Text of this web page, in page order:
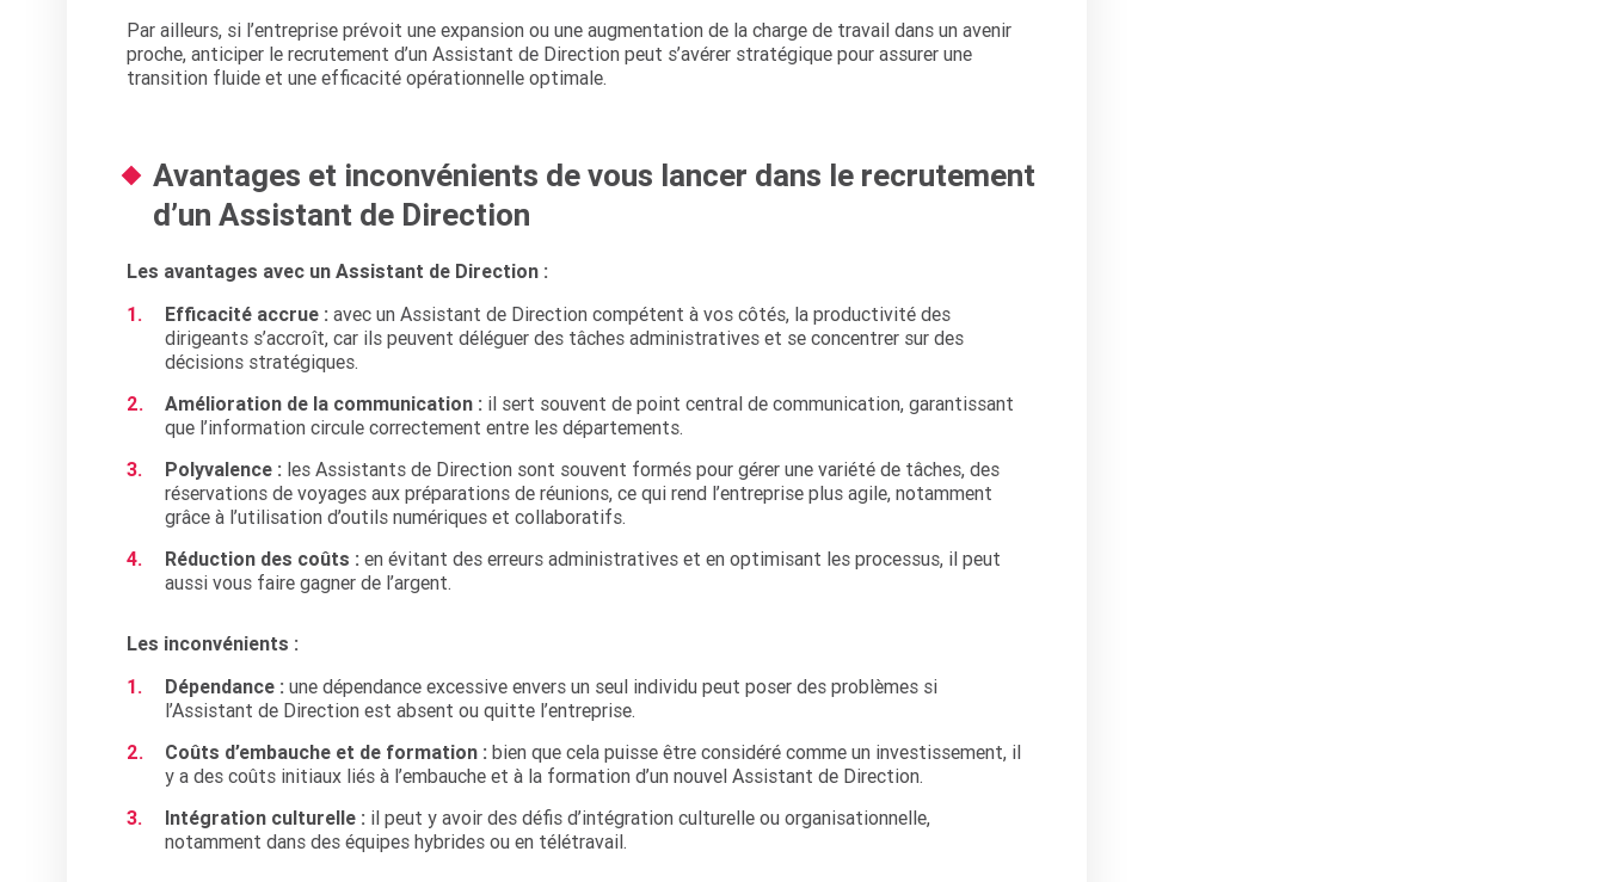
Par ailleurs, si l’entreprise prévoit une expansion ou une augmentation de la charge de travail dans un avenir
proche, anticiper le recrutement d’un Assistant de Direction peut s’avérer stratégique pour assurer une
transition fluide et une efficacité opérationnelle optimale.
Avantages et inconvénients de vous lancer dans le recrutement
d’un Assistant de Direction
Les avantages avec un Assistant de Direction :
Efficacité accrue : avec un Assistant de Direction compétent à vos côtés, la productivité des
dirigeants s’accroît, car ils peuvent déléguer des tâches administratives et se concentrer sur des
décisions stratégiques.
Amélioration de la communication : il sert souvent de point central de communication, garantissant
que l’information circule correctement entre les départements.
Polyvalence : les Assistants de Direction sont souvent formés pour gérer une variété de tâches, des
réservations de voyages aux préparations de réunions, ce qui rend l’entreprise plus agile, notamment
grâce à l’utilisation d’outils numériques et collaboratifs.
Réduction des coûts : en évitant des erreurs administratives et en optimisant les processus, il peut
aussi vous faire gagner de l’argent.
Les inconvénients :
Dépendance : une dépendance excessive envers un seul individu peut poser des problèmes si
l’Assistant de Direction est absent ou quitte l’entreprise.
Coûts d’embauche et de formation : bien que cela puisse être considéré comme un investissement, il
y a des coûts initiaux liés à l’embauche et à la formation d’un nouvel Assistant de Direction.
Intégration culturelle : il peut y avoir des défis d’intégration culturelle ou organisationnelle,
notamment dans des équipes hybrides ou en télétravail.